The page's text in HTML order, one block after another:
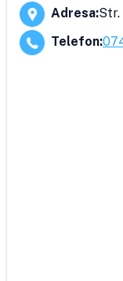
Adresa:Str.
Telefon: